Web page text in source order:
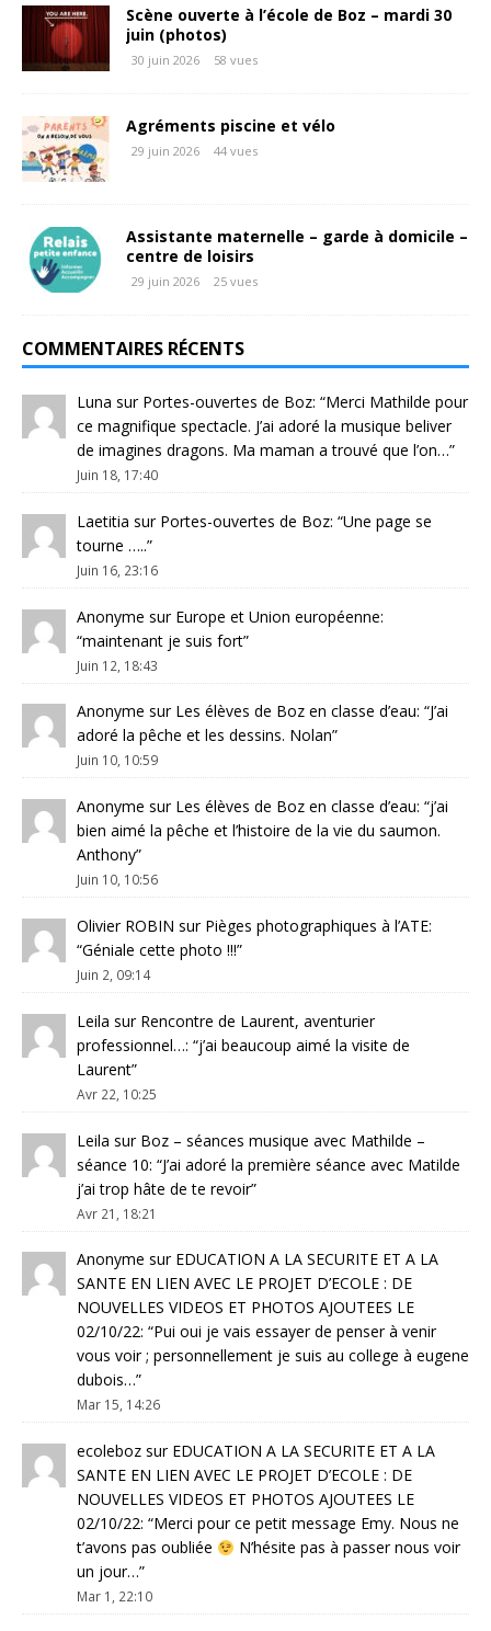
Scène ouverte à l’école de Boz – mardi 30
juin (photos)
30 juin 2026 58 vues
Agréments piscine et vélo
29 juin 2026 44 vues
Assistante maternelle – garde à domicile –
centre de loisirs
29 juin 2026 25 vues
COMMENTAIRES RÉCENTS
Luna sur Portes-ouvertes de Boz: “Merci Mathilde pour
ce magnifique spectacle. J’ai adoré la musique beliver
de imagines dragons. Ma maman a trouvé que l’on…”
Juin 18, 17:40
Laetitia sur Portes-ouvertes de Boz: “Une page se
tourne …..”
Juin 16, 23:16
Anonyme sur Europe et Union européenne:
“maintenant je suis fort”
Juin 12, 18:43
Anonyme sur Les élèves de Boz en classe d’eau: “J’ai
adoré la pêche et les dessins. Nolan”
Juin 10, 10:59
Anonyme sur Les élèves de Boz en classe d’eau: “j’ai
bien aimé la pêche et l’histoire de la vie du saumon.
Anthony”
Juin 10, 10:56
Olivier ROBIN sur Pièges photographiques à l’ATE:
“Géniale cette photo !!!”
Juin 2, 09:14
Leila sur Rencontre de Laurent, aventurier
professionnel…: “j’ai beaucoup aimé la visite de
Laurent”
Avr 22, 10:25
Leila sur Boz – séances musique avec Mathilde –
séance 10: “J’ai adoré la première séance avec Matilde
j’ai trop hâte de te revoir”
Avr 21, 18:21
Anonyme sur EDUCATION A LA SECURITE ET A LA
SANTE EN LIEN AVEC LE PROJET D’ECOLE : DE
NOUVELLES VIDEOS ET PHOTOS AJOUTEES LE
02/10/22: “Pui oui je vais essayer de penser à venir
vous voir ; personnellement je suis au college à eugene
dubois…”
Mar 15, 14:26
ecoleboz sur EDUCATION A LA SECURITE ET A LA
SANTE EN LIEN AVEC LE PROJET D’ECOLE : DE
NOUVELLES VIDEOS ET PHOTOS AJOUTEES LE
02/10/22: “Merci pour ce petit message Emy. Nous ne
t’avons pas oubliée
N’hésite pas à passer nous voir
un jour…”
Mar 1, 22:10